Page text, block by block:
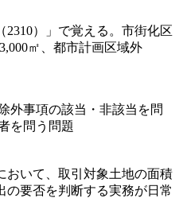
）」で覚える。市街化区
㎡、都市計画区域外
外事項の該当・非該当を問
を問う問題
おいて、取引対象土地の面積
の要否を判断する実務が日常